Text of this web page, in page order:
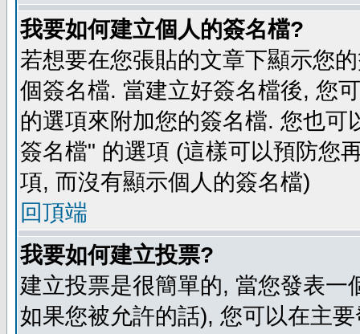
我要如何建立個人的簽名檔?
若想要在您張貼的文章下顯示您
個簽名檔. 當建立好簽名檔後, 您
的選項來附加您的簽名檔. 您也
簽名檔" 的選項 (這樣可以預防您
項, 而沒有顯示個人的簽名檔)
回頂端
我要如何建立投票?
建立投票是很簡單的, 當您發表
如果您被允許的話), 您可以在主